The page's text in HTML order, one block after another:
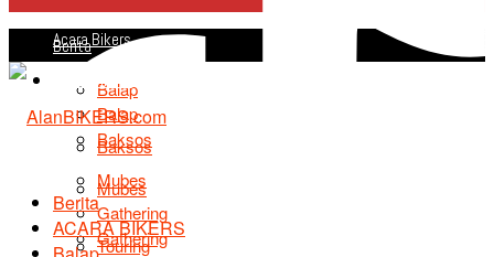
Acara Bikers
Balap
Baksos
Mubes
Gathering
Berita
Acara Bikers
Balap
Baksos
Mubes
Gathering
Touring
Berita
ACARA BIKERS